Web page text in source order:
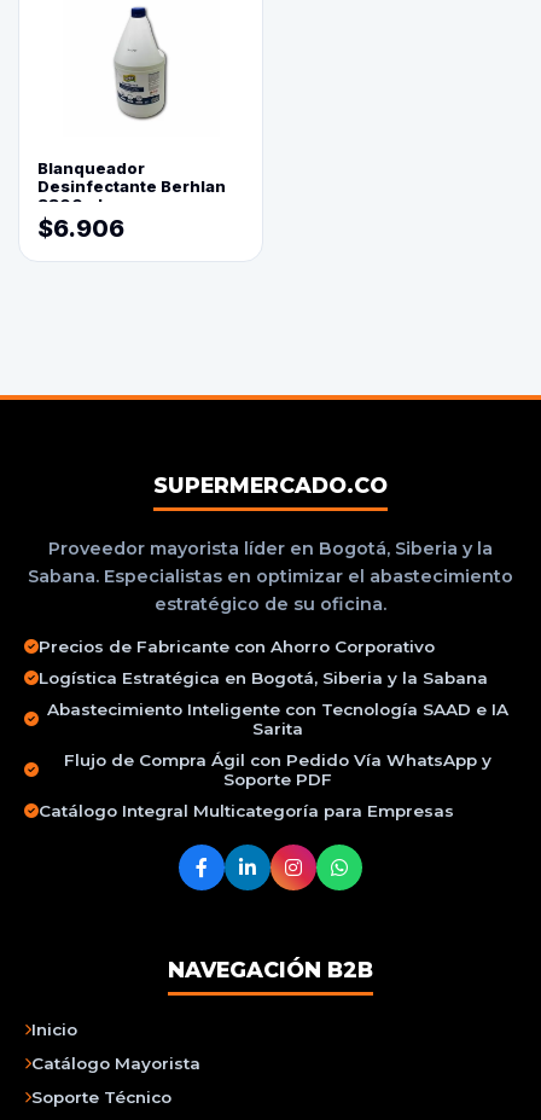
Blanqueador
Desinfectante Berhlan
3800ml
$6.906
SUPERMERCADO.CO
Proveedor mayorista líder en Bogotá, Siberia y la
Sabana. Especialistas en optimizar el abastecimiento
estratégico de su oficina.
Precios de Fabricante con Ahorro Corporativo
Logística Estratégica en Bogotá, Siberia y la Sabana
Abastecimiento Inteligente con Tecnología SAAD e IA
Sarita
Flujo de Compra Ágil con Pedido Vía WhatsApp y
Soporte PDF
Catálogo Integral Multicategoría para Empresas
NAVEGACIÓN B2B
Inicio
Catálogo Mayorista
Soporte Técnico